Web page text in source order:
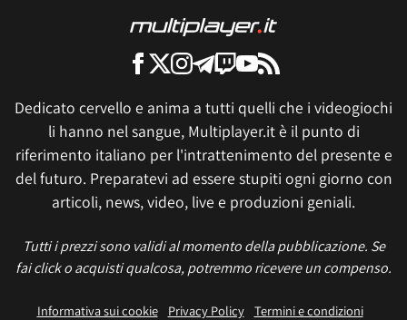
Dedicato cervello e anima a tutti quelli che i videogiochi
li hanno nel sangue, Multiplayer.it è il punto di
riferimento italiano per l'intrattenimento del presente e
del futuro. Preparatevi ad essere stupiti ogni giorno con
articoli, news, video, live e produzioni geniali.
Tutti i prezzi sono validi al momento della pubblicazione. Se
fai click o acquisti qualcosa, potremmo ricevere un compenso.
Informativa sui cookie Privacy Policy Termini e condizioni